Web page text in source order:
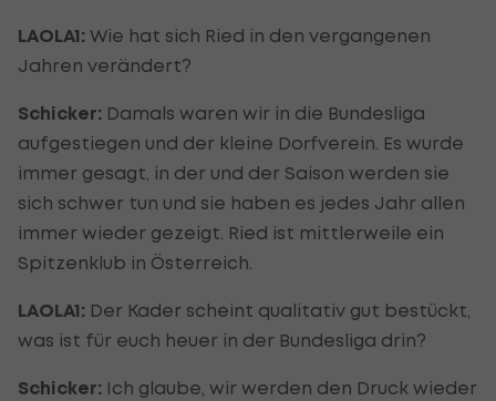
LAOLA1: Wie hat sich Ried in den vergangenen
Jahren verändert?
Schicker: Damals waren wir in die Bundesliga
aufgestiegen und der kleine Dorfverein. Es wurde
immer gesagt, in der und der Saison werden sie
sich schwer tun und sie haben es jedes Jahr allen
immer wieder gezeigt. Ried ist mittlerweile ein
Spitzenklub in Österreich.
LAOLA1: Der Kader scheint qualitativ gut bestückt,
was ist für euch heuer in der Bundesliga drin?
Schicker: Ich glaube, wir werden den Druck wieder